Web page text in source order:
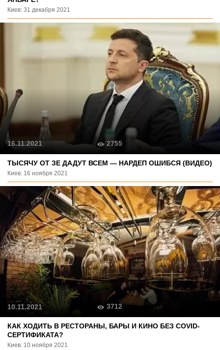
Киев: 31 декабря 2021
ТЫСЯЧУ ОТ ЗЕ ДАДУТ ВСЕМ — НАРДЕП ОШИБСЯ (ВИДЕО)
Киев: 16 ноября 2021
16.11.2021 2755
КАК ХОДИТЬ В РЕСТОРАНЫ, БАРЫ И КИНО БЕЗ COVID-
СЕРТИФИКАТА?
Киев: 10 ноября 2021
10.11.2021 3712